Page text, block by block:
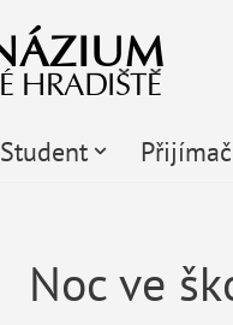
Student
Noc ve